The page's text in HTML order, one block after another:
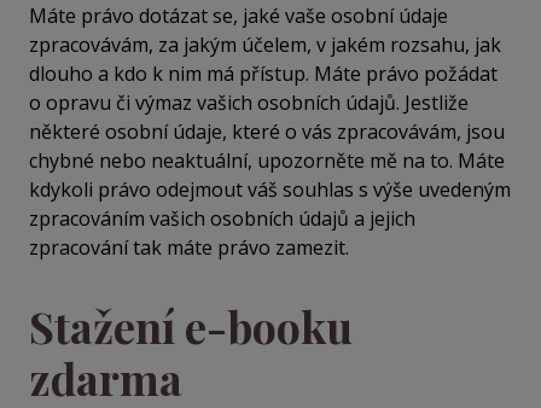
Máte právo dotázat se, jaké vaše osobní údaje
zpracovávám, za jakým účelem, v jakém rozsahu, jak
dlouho a kdo k nim má přístup. Máte právo požádat
o opravu či výmaz vašich osobních údajů. Jestliže
některé osobní údaje, které o vás zpracovávám, jsou
chybné nebo neaktuální, upozorněte mě na to. Máte
kdykoli právo odejmout váš souhlas s výše uvedeným
zpracováním vašich osobních údajů a jejich
zpracování tak máte právo zamezit.
Stažení e-booku
zdarma